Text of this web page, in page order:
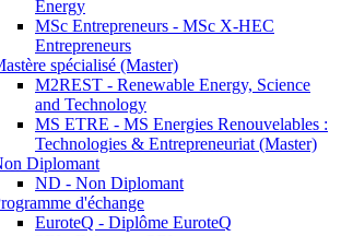
Energy
MSc Entrepreneurs - MSc X-HEC
Entrepreneurs
spécialisé (Master)
M2REST - Renewable Energy, Science
and Technology
MS ETRE - MS Energies Renouvelables :
Technologies & Entrepreneuriat (Master)
Diplomant
ND - Non Diplomant
d'échange
EuroteQ - Diplôme EuroteQ